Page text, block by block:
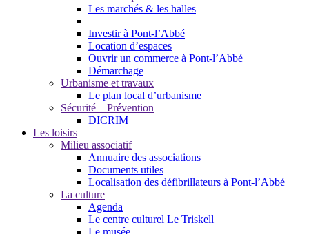
Les marchés & les halles
Investir à Pont-l’Abbé
Location d’espaces
Ouvrir un commerce à Pont-l’Abbé
Démarchage
Urbanisme et travaux
Le plan local d’urbanisme
Sécurité – Prévention
DICRIM
Les loisirs
Milieu associatif
Annuaire des associations
Documents utiles
Localisation des défibrillateurs à Pont-l’Abbé
La culture
Agenda
Le centre culturel Le Triskell
Le musée